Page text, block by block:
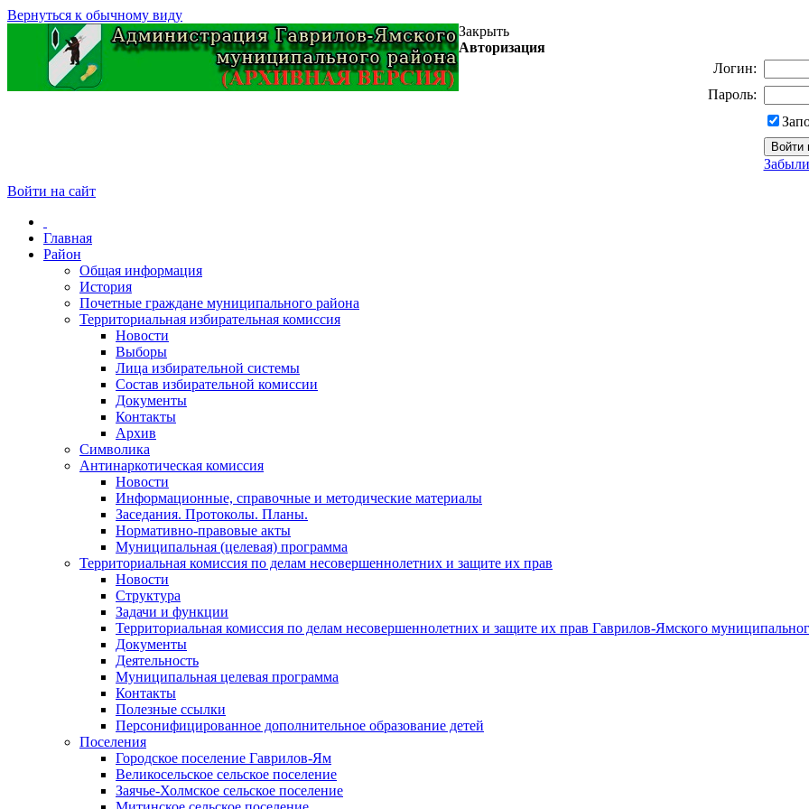
Вернуться к обычному виду
Закрыть
Авторизация
Логин:
Пароль:
Войти на сайт
Главная
Район
Общая информация
История
Почетные граждане муниципального района
Территориальная избирательная комиссия
Новости
Выборы
Лица избирательной системы
Состав избирательной комиссии
Документы
Контакты
Архив
Символика
Антинаркотическая комиссия
Новости
Информационные, справочные и методические материалы
Заседания. Протоколы. Планы.
Нормативно-правовые акты
Муниципальная (целевая) программа
Территориальная комиссия по делам несовершеннолетних и защите их прав
Новости
Структура
Задачи и функции
Территориальная комиссия по делам несовершеннолетних и защите их прав Гаврилов-Ямского
Документы
Деятельность
Муниципальная целевая программа
Контакты
Полезные ссылки
Персонифицированное дополнительное образование детей
Поселения
Городское поселение Гаврилов-Ям
Великосельское сельское поселение
Заячье-Холмское сельское поселение